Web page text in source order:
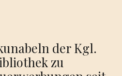
der Kgl.
zu